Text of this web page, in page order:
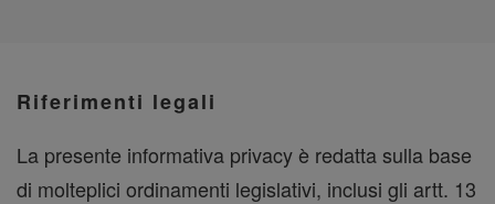
Riferimenti legali
La presente informativa privacy è redatta sulla base
di molteplici ordinamenti legislativi, inclusi gli artt. 13